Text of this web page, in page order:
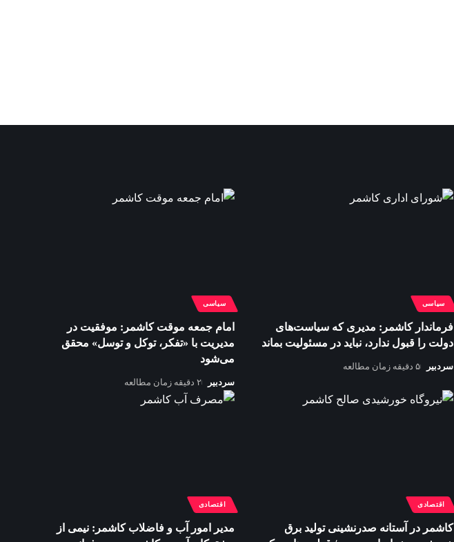
سیاسی
فرماندار کاشمر: مدیری که سیاست‌های
دولت را قبول ندارد، نباید در مسئولیت بماند
سردبیر ۵ دقیقه زمان مطالعه
سیاسی
امام جمعه موقت کاشمر: موفقیت در
مدیریت با «تفکر، توکل و توسل» محقق
می‌شود
سردبیر ۲ دقیقه زمان مطالعه
اقتصادی
کاشمر در آستانه صدرنشینی تولید برق
اقتصادی
مدیر امور آب و فاضلاب کاشمر: نیمی از